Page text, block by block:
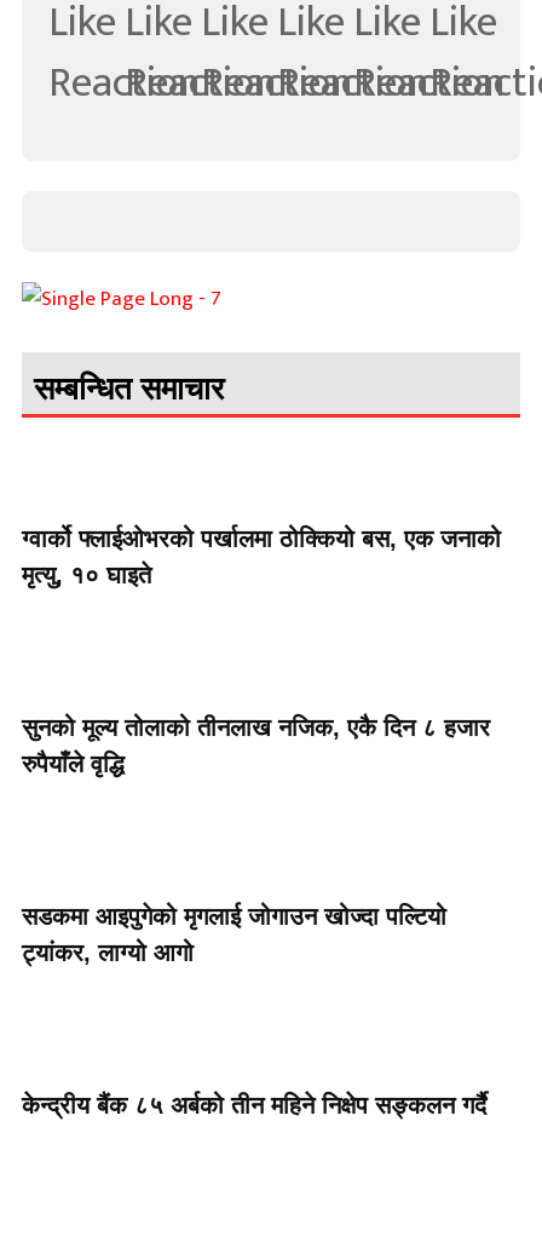
सम्बन्धित समाचार
ग्वार्को फ्लाईओभरको पर्खालमा ठोक्कियो बस, एक जनाको
मृत्यु, १० घाइते
सुनको मूल्य तोलाको तीनलाख नजिक, एकै दिन ८ हजार
रुपैयाँले वृद्धि
सडकमा आइपुगेको मृगलाई जोगाउन खोज्दा पल्टियो
ट्यांकर, लाग्यो आगो
केन्द्रीय बैंक ८५ अर्बको तीन महिने निक्षेप सङ्कलन गर्दै